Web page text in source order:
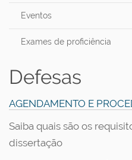
Eventos
Exames de proficiência
Defesas
AGENDAMENTO E
Saiba quais são os
dissertação